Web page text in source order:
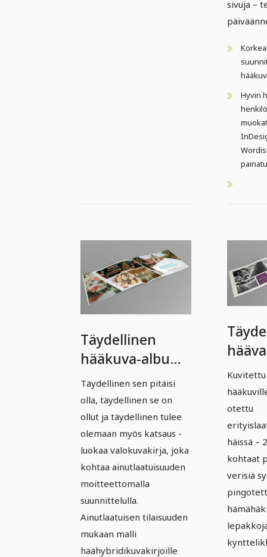
sivuja –
Hyvin
Täydellinen
hääkuva-albumi
– Versio 5
Täydellinen sen pitäisi
olla, täydellinen se on
ollut ja täydellinen tulee
olemaan myös katsaus -
luokaa valokuvakirja, joka
kohtaa ainutlaatuisuuden
moitteettomalla
suunnittelulla.
Ainutlaatuisen tilaisuuden
mukaan malli
häähybridikuvakirjoille
otettu
häissä –
kohtaat
verisiä